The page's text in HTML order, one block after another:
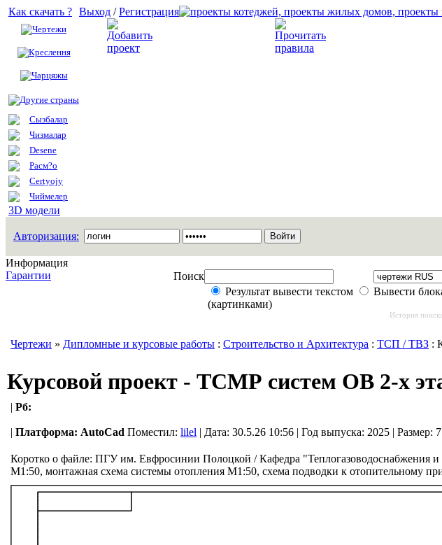
Как скачать ?
Чертежи
Креслення
Чарцяжы
Другие страны
Сызбалар
Чизмалар
Desene
Расм?о
Certyojy
Чиймелер
3D модели
Выход /Регистрация
Авторизация:
Информация
Гарантии
Поиск
Результат вывести текстом
Вывести
(картинками)
История
Чертежи » Дипломные и курсовые работы : Строительство и Архитектура : ТСП / ТВЗ :
Курсовой проект - ТСМР систем ОВ 2-х
| Рб:
| Платформа: AutoCad Поместил: lilel | Дата: 30.5.26 10:56 | Год выпуска: 2025 | Размер:
Коротко о файле: ПГУ им. Евфросинии Полоцкой / Кафедра "Теплогазоводоснабжения и
М1:50, монтажная схема системы отопления М1:50, схема подводки к отопительному